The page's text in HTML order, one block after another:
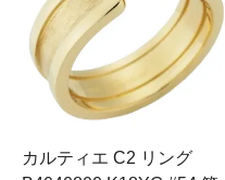
カルティエ C2 リング